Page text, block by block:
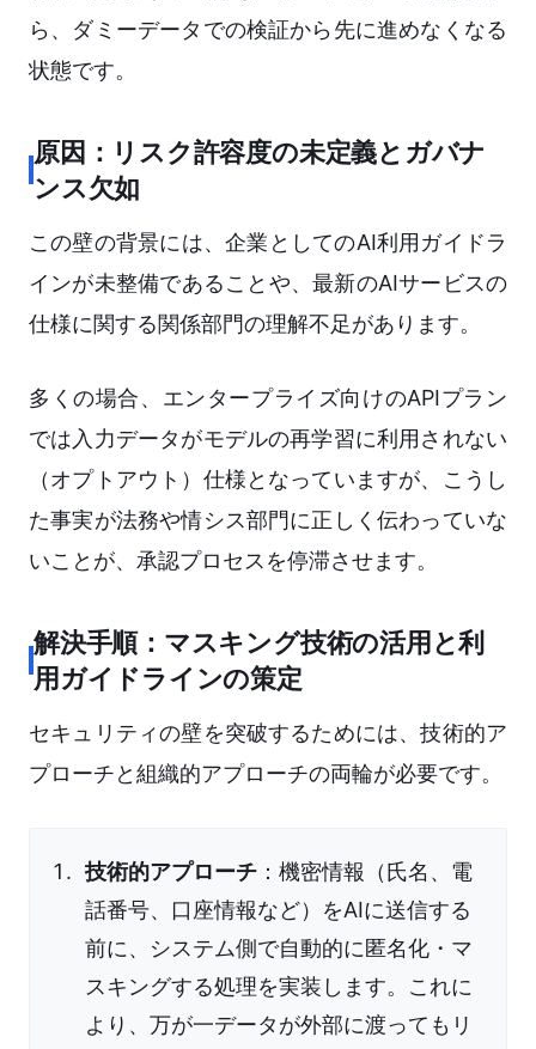
ら、ダミーデータでの検証から先に進めなくなる
状態です。
原因：リスク許容度の未定義とガバナ
ンス欠如
この壁の背景には、企業としてのAI利用ガイドラ
インが未整備であることや、最新のAIサービスの
仕様に関する関係部門の理解不足があります。
多くの場合、エンタープライズ向けのAPIプラン
では入力データがモデルの再学習に利用されない
（オプトアウト）仕様となっていますが、こうし
た事実が法務や情シス部門に正しく伝わっていな
いことが、承認プロセスを停滞させます。
解決手順：マスキング技術の活用と利
用ガイドラインの策定
セキュリティの壁を突破するためには、技術的ア
プローチと組織的アプローチの両輪が必要です。
技術的アプローチ ：機密情報（氏名、電
話番号、口座情報など）をAIに送信する
前に、システム側で自動的に匿名化・マ
スキングする処理を実装します。これに
より、万が一データが外部に渡ってもリ